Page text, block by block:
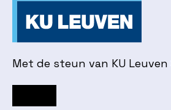
Met de steun van KU